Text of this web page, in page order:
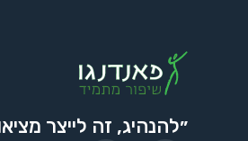
״להנהיג, זה לייצר